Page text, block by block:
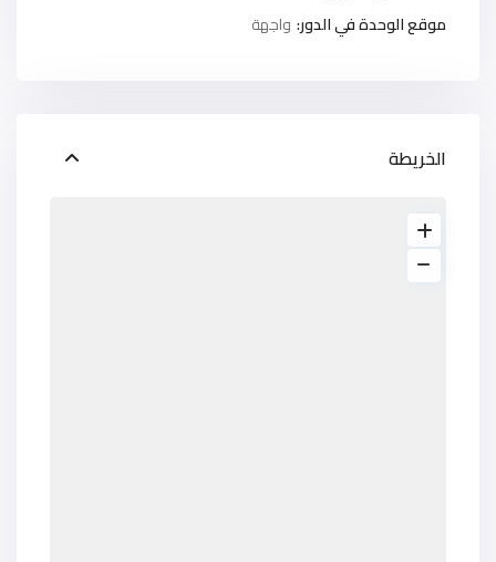
موقع الوحدة في الدور: واجهة
الخريطة